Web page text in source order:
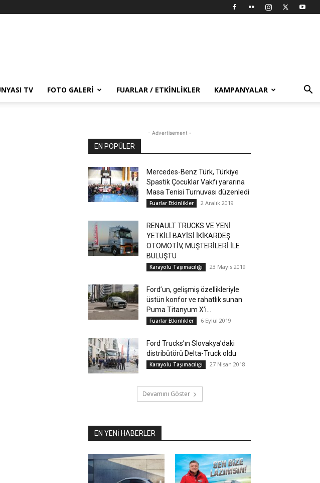
TV FOTO GALERI FUARLAR / ETKINLIKLER KAMPANYALAR
- Advertisement -
EN POPÜLER
Mercedes-Benz Türk, Türkiye
Spastik Çocuklar Vakfı yararına
Masa Tenisi Turnuvası düzenledi
Fuarlar Etkinlikler 2 Aralık 2019
RENAULT TRUCKS VE YENİ
YETKİLİ BAYİSİ İKİKARDEŞ
OTOMOTİV, MÜŞTERİLERİ İLE
BULUŞTU
Karayolu Taşımacılığı 23 Mayıs 2019
Ford’un, gelişmiş özellikleriyle
üstün konfor ve rahatlık sunan
Puma Titanyum X’i...
Fuarlar Etkinlikler 6 Eylül 2019
Ford Trucks’ın Slovakya’daki
distribütörü Delta-Truck oldu
Karayolu Taşımacılığı 27 Nisan 2018
Devamını Göster
EN YENİ HABERLER